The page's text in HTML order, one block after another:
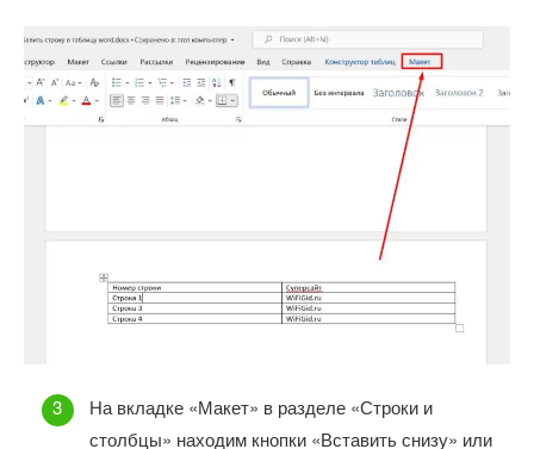
На вкладке «Макет» в разделе «Строки и
столбцы» находим кнопки «Вставить снизу» или